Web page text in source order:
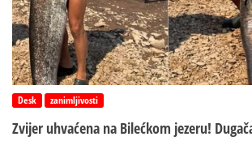
Desk zanimljivosti
Zvijer uhvaćena na Bilećkom jezeru!